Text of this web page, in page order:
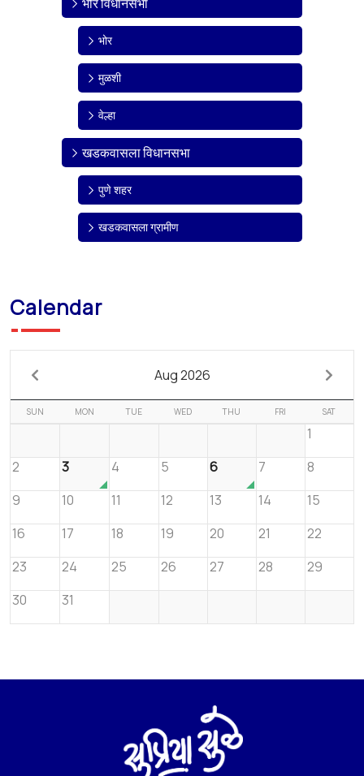
भोर
मुळशी
वेल्हा
खडकवासला विधानसभा
पुणे शहर
खडकवासला ग्रामीण
Calendar
Aug 2026
SUN MON TUE WED THU FRI SAT
1
2
3 4 5 6 7
8
9
10 11 12 13 14
15
16
17 18 19 20 21
22
23
24 25 26 27 28
29
30
31